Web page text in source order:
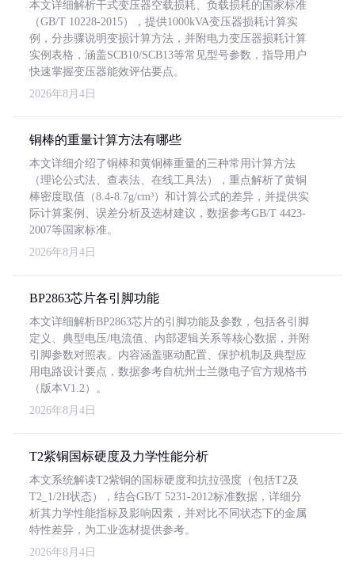
本文详细解析干式变压器空载损耗、负载损耗的国家标准
（GB/T 10228-2015），提供1000kVA变压器损耗计算实
例，分步骤说明变损计算方法，并附电力变压器损耗计算
实例表格，涵盖SCB10/SCB13等常见型号参数，指导用户
快速掌握变压器能效评估要点。
2026年8月4日
铜棒的重量计算方法有哪些
本文详细介绍了铜棒和黄铜棒重量的三种常用计算方法
（理论公式法、查表法、在线工具法），重点解析了黄铜
棒密度取值（8.4-8.7g/cm³）和计算公式的差异，并提供实
际计算案例、误差分析及选材建议，数据参考GB/T 4423-
2007等国家标准。
2026年8月4日
BP2863芯片各引脚功能
本文详细解析BP2863芯片的引脚功能及参数，包括各引脚
定义、典型电压/电流值、内部逻辑关系等核心数据，并附
引脚参数对照表。内容涵盖驱动配置、保护机制及典型应
用电路设计要点，数据参考自杭州士兰微电子官方规格书
（版本V1.2）。
2026年8月4日
T2紫铜国标硬度及力学性能分析
本文系统解读T2紫铜的国标硬度和抗拉强度（包括T2及
T2_1/2H状态），结合GB/T 5231-2012标准数据，详细分
析其力学性能指标及影响因素，并对比不同状态下的金属
特性差异，为工业选材提供参考。
2026年8月4日